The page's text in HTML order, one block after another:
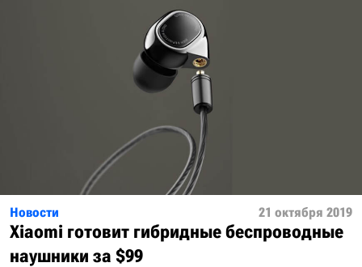
Новости 21 октября 2019
Xiaomi готовит гибридные беспроводные
наушники за $99